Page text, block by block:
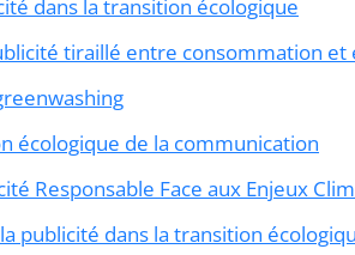
dans la transition écologique
tiraillé entre consommation et
écologique de la communication
Responsable Face aux Enjeux
publicité dans la transition